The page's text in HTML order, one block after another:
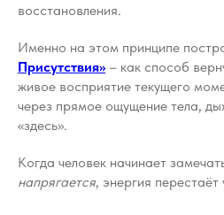
восстановления.
Именно на этом принципе
Присутствия» – как способ
живое восприятие текущего
через прямое ощущение тела,
«здесь».
Когда человек начинает
напрягается, энергия перестаёт